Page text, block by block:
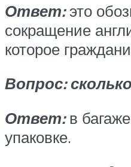
Ответ:это
сокращение
которое
Вопрос:
Ответ:в
упаковке.